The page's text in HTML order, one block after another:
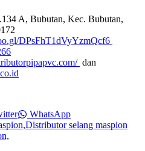
A, Bubutan, Kec. Bubutan,
DPsFhT1dVyYzmQcf6
dan
WhatsApp
selang maspion